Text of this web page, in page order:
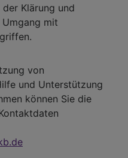
Klärung und
mit
von
und Unterstützung
können Sie die